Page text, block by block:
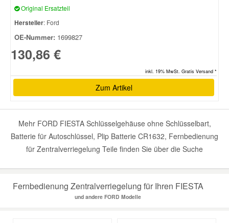
Original Ersatzteil
Hersteller: Ford
OE-Nummer: 1699827
130,86 €
inkl. 19% MwSt. Gratis Versand *
Zum Artikel
Mehr FORD FIESTA Schlüsselgehäuse ohne Schlüsselbart,
Batterie für Autoschlüssel, Plip Batterie CR1632, Fernbedienung
für Zentralverriegelung Teile finden Sie über die Suche
Fernbedienung Zentralverriegelung für Ihren FIESTA
und andere FORD Modelle